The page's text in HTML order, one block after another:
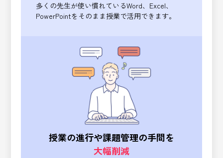
多くの先生が使い慣れているWord、Excel、
PowerPointをそのまま授業で活用できます。
授業の進行や課題管理の手間を
大幅削減